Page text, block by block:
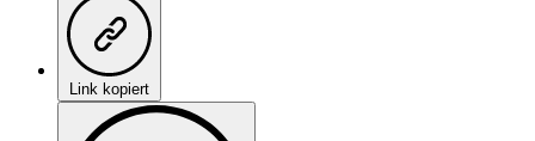
Link kopiert